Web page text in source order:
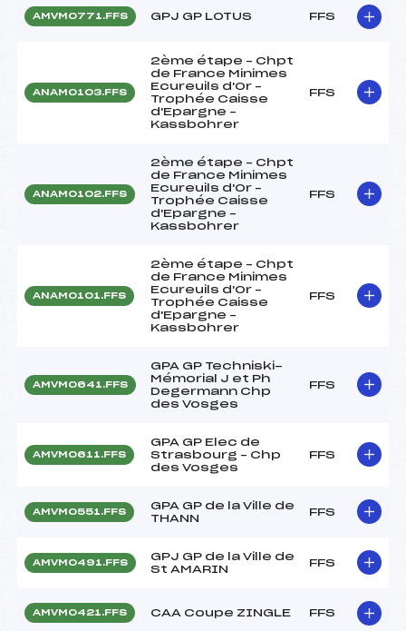
AMVM0771.FFS GPJ GP LOTUS FFS
ANAM0103.FFS
2ème étape – Chpt
de France Minimes
Ecureuils d'Or –
Trophée Caisse
d'Epargne –
Kassbohrer
FFS
ANAM0102.FFS
2ème étape – Chpt
de France Minimes
Ecureuils d'Or –
Trophée Caisse
d'Epargne –
Kassbohrer
FFS
ANAM0101.FFS
2ème étape – Chpt
de France Minimes
Ecureuils d'Or –
Trophée Caisse
d'Epargne –
Kassbohrer
FFS
AMVM0641.FFS
GPA GP Techniski-
Mémorial J et Ph
Degermann Chp
des Vosges
FFS
AMVM0611.FFS
GPA GP Elec de
Strasbourg – Chp
des Vosges
FFS
AMVM0551.FFS
GPA GP de la Ville de
THANN
FFS
AMVM0491.FFS
GPJ GP de la Ville de
St AMARIN
FFS
AMVM0421.FFS CAA Coupe ZINGLE FFS